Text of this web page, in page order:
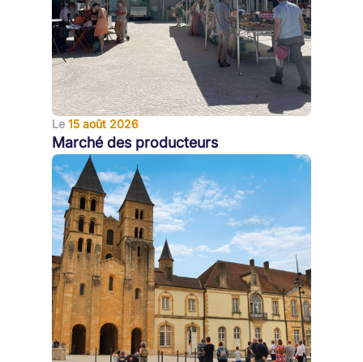
Le 15 août 2026
Marché des producteurs